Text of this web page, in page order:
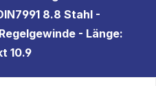
8.8 Stahl -
- Länge:
10.9